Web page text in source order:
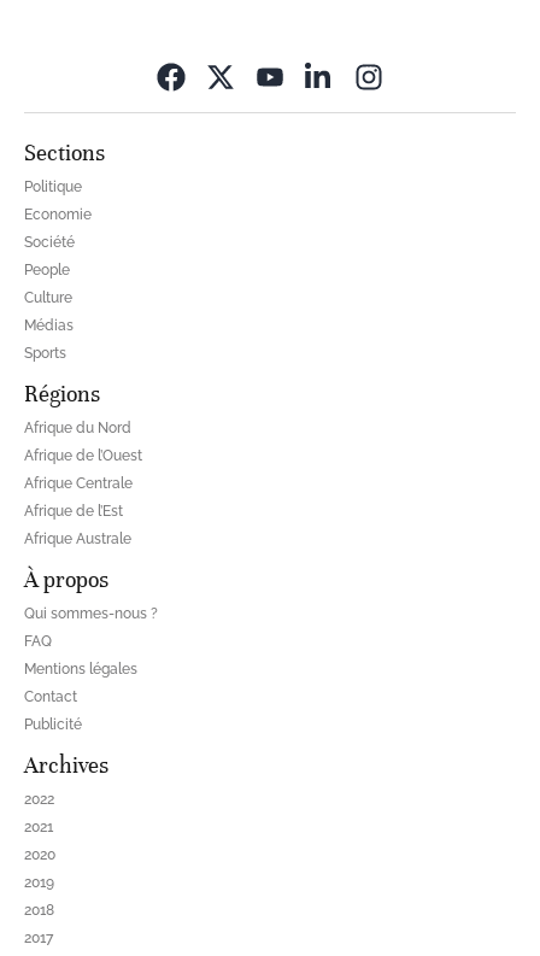
Sections
Politique
Economie
Société
People
Culture
Médias
Sports
Régions
Afrique du Nord
Afrique de l’Ouest
Afrique Centrale
Afrique de l’Est
Afrique Australe
À propos
Qui sommes-nous ?
FAQ
Mentions légales
Contact
Publicité
Archives
2022
2021
2020
2019
2018
2017